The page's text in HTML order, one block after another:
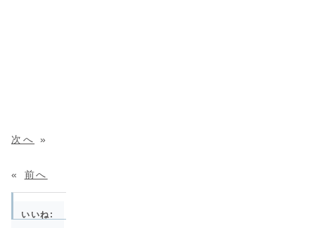
次へ »
« 前へ
いいね: